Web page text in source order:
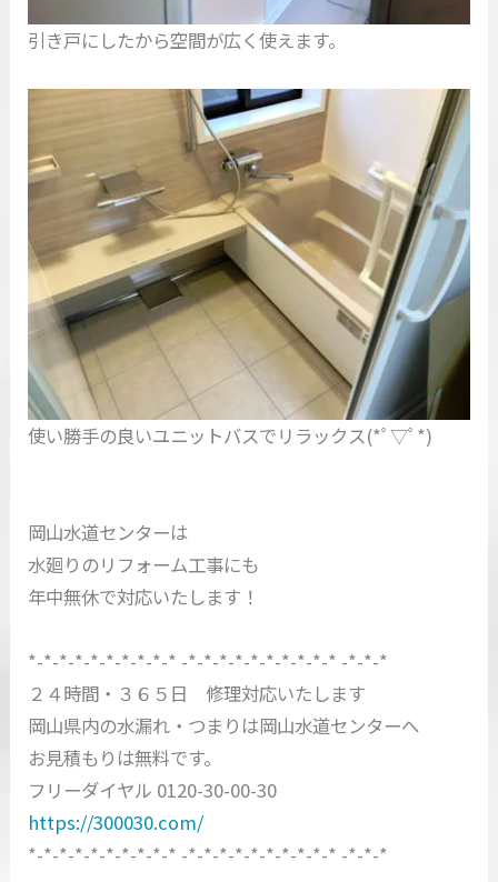
引き戸にしたから空間が広く使えます。
使い勝手の良いユニットバスでリラックス(*ﾟ▽ﾟ*)
岡山水道センターは
水廻りのリフォーム工事にも
年中無休で対応いたします！
*-*-*-*-*-*-*-*-*-* -*-*-*-*-*-*-*-*-*-* -*-*-*
２４時間・３６５日 修理対応いたします
岡山県内の水漏れ・つまりは岡山水道センターへ
お見積もりは無料です。
フリーダイヤル 0120-30-00-30
https://300030.com/
*-*-*-*-*-*-*-*-*-* -*-*-*-*-*-*-*-*-*-* -*-*-*